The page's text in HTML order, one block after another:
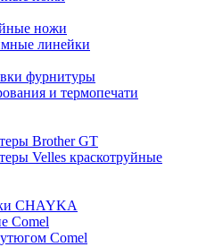
ножи
линейки
фурнитуры
и термопечати
Brother GT
Velles краскотруйные
CHAYKA
Comel
Comel